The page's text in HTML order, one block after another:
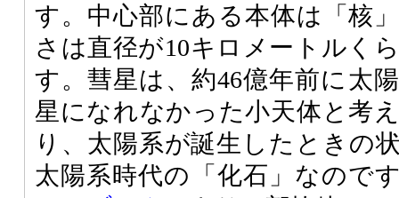
す。中心部にある本体は「核
さは直径が10キロメートルく
す。彗星は、約46億年前に太
星になれなかった小天体と考
り、太陽系が誕生したときの
太陽系時代の「化石」なので